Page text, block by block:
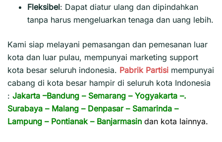
Fleksibel: Dapat diatur ulang dan dipindahkan
tanpa harus mengeluarkan tenaga dan uang lebih.
Kami siap melayani pemasangan dan pemesanan luar
kota dan luar pulau, mempunyai marketing support
kota besar seluruh indonesia. Pabrik Partisi mempunyai
cabang di kota besar hampir di seluruh kota Indonesia
: Jakarta –Bandung – Semarang – Yogyakarta –.
Surabaya – Malang – Denpasar– Samarinda –
Lampung – Pontianak– Banjarmasin dan kota lainnya.